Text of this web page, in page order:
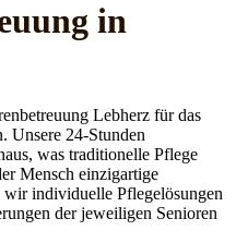
in
Lebherz für das
Unsere 24-Stunden
was traditionelle Pflege
Mensch einzigartige
wir individuelle Pflegelösungen
der jeweiligen Senioren